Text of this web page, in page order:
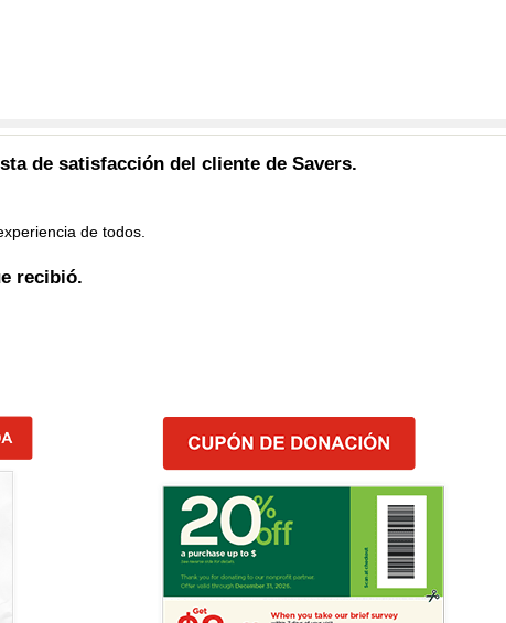
de satisfacción del cliente de Savers.
de todos.
recibió.